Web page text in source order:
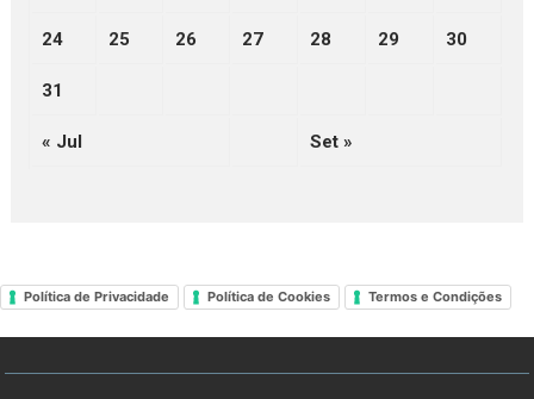
24 25 26 27 28 29 30
31
« Jul Set »
Política de Privacidade Política de Cookies Termos e Condições